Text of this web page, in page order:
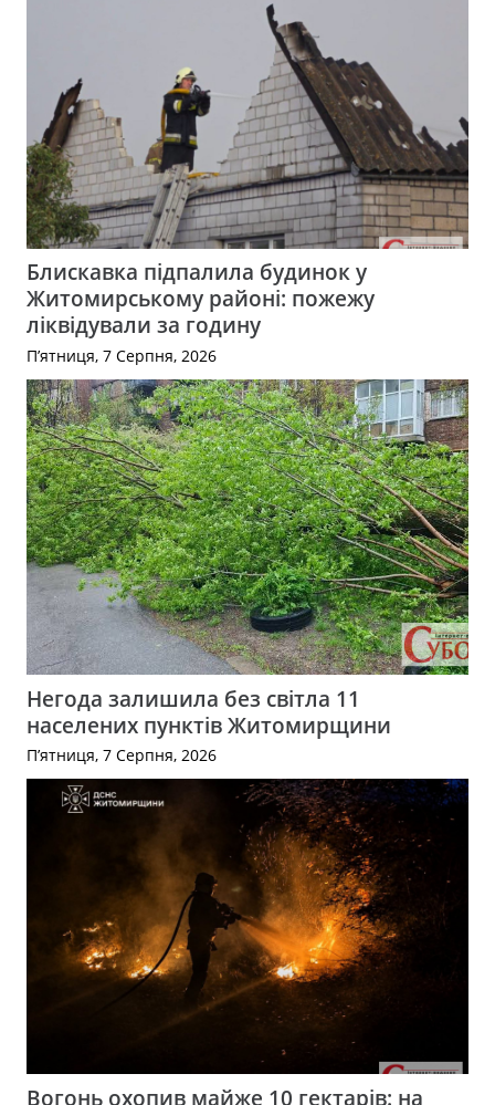
Блискавка підпалила будинок у
Житомирському районі: пожежу
ліквідували за годину
П’ятниця, 7 Серпня, 2026
Негода залишила без світла 11
населених пунктів Житомирщини
П’ятниця, 7 Серпня, 2026
Вогонь охопив майже 10 гектарів: на